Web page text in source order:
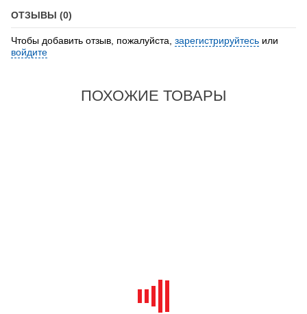
ОТЗЫВЫ (0)
Чтобы добавить отзыв, пожалуйста, зарегистрируйтесь или
войдите
ПОХОЖИЕ ТОВАРЫ